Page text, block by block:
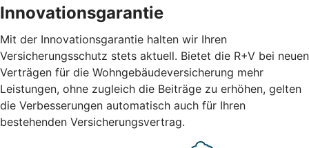
Innovationsgarantie
Mit der Innovationsgarantie halten wir Ihren
Versicherungsschutz stets aktuell. Bietet die R+V bei neuen
Verträgen für die Wohngebäudeversicherung mehr
Leistungen, ohne zugleich die Beiträge zu erhöhen, gelten
die Verbesserungen automatisch auch für Ihren
bestehenden Versicherungsvertrag.